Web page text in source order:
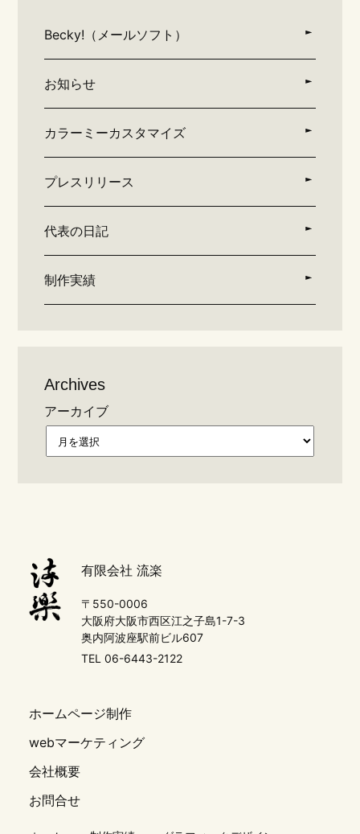
Becky!（メールソフト）
お知らせ
カラーミーカスタマイズ
プレスリリース
代表の日記
制作実績
Archives
アーカイブ
有限会社 流楽
〒550-0006
大阪府大阪市西区江之子島1-7-3
奥内阿波座駅前ビル607
TEL 06-6443-2122
ホームページ制作
webマーケティング
会社概要
お問合せ